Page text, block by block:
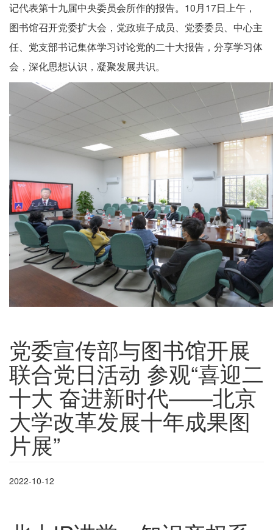
记代表第十九届中央委员会所作的报告。10月17日上午，
图书馆召开党委扩大会，党政班子成员、党委委员、中心主
任、党支部书记集体学习讨论党的二十大报告，分享学习体
会，深化思想认识，凝聚发展共识。
党委宣传部与图书馆开展
联合党日活动 参观“喜迎二
十大 奋进新时代——北京
大学改革发展十年成果图
片展”
2022-10-12